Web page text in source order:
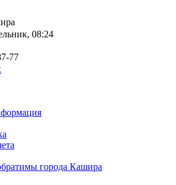
08:24
77
города Кашира